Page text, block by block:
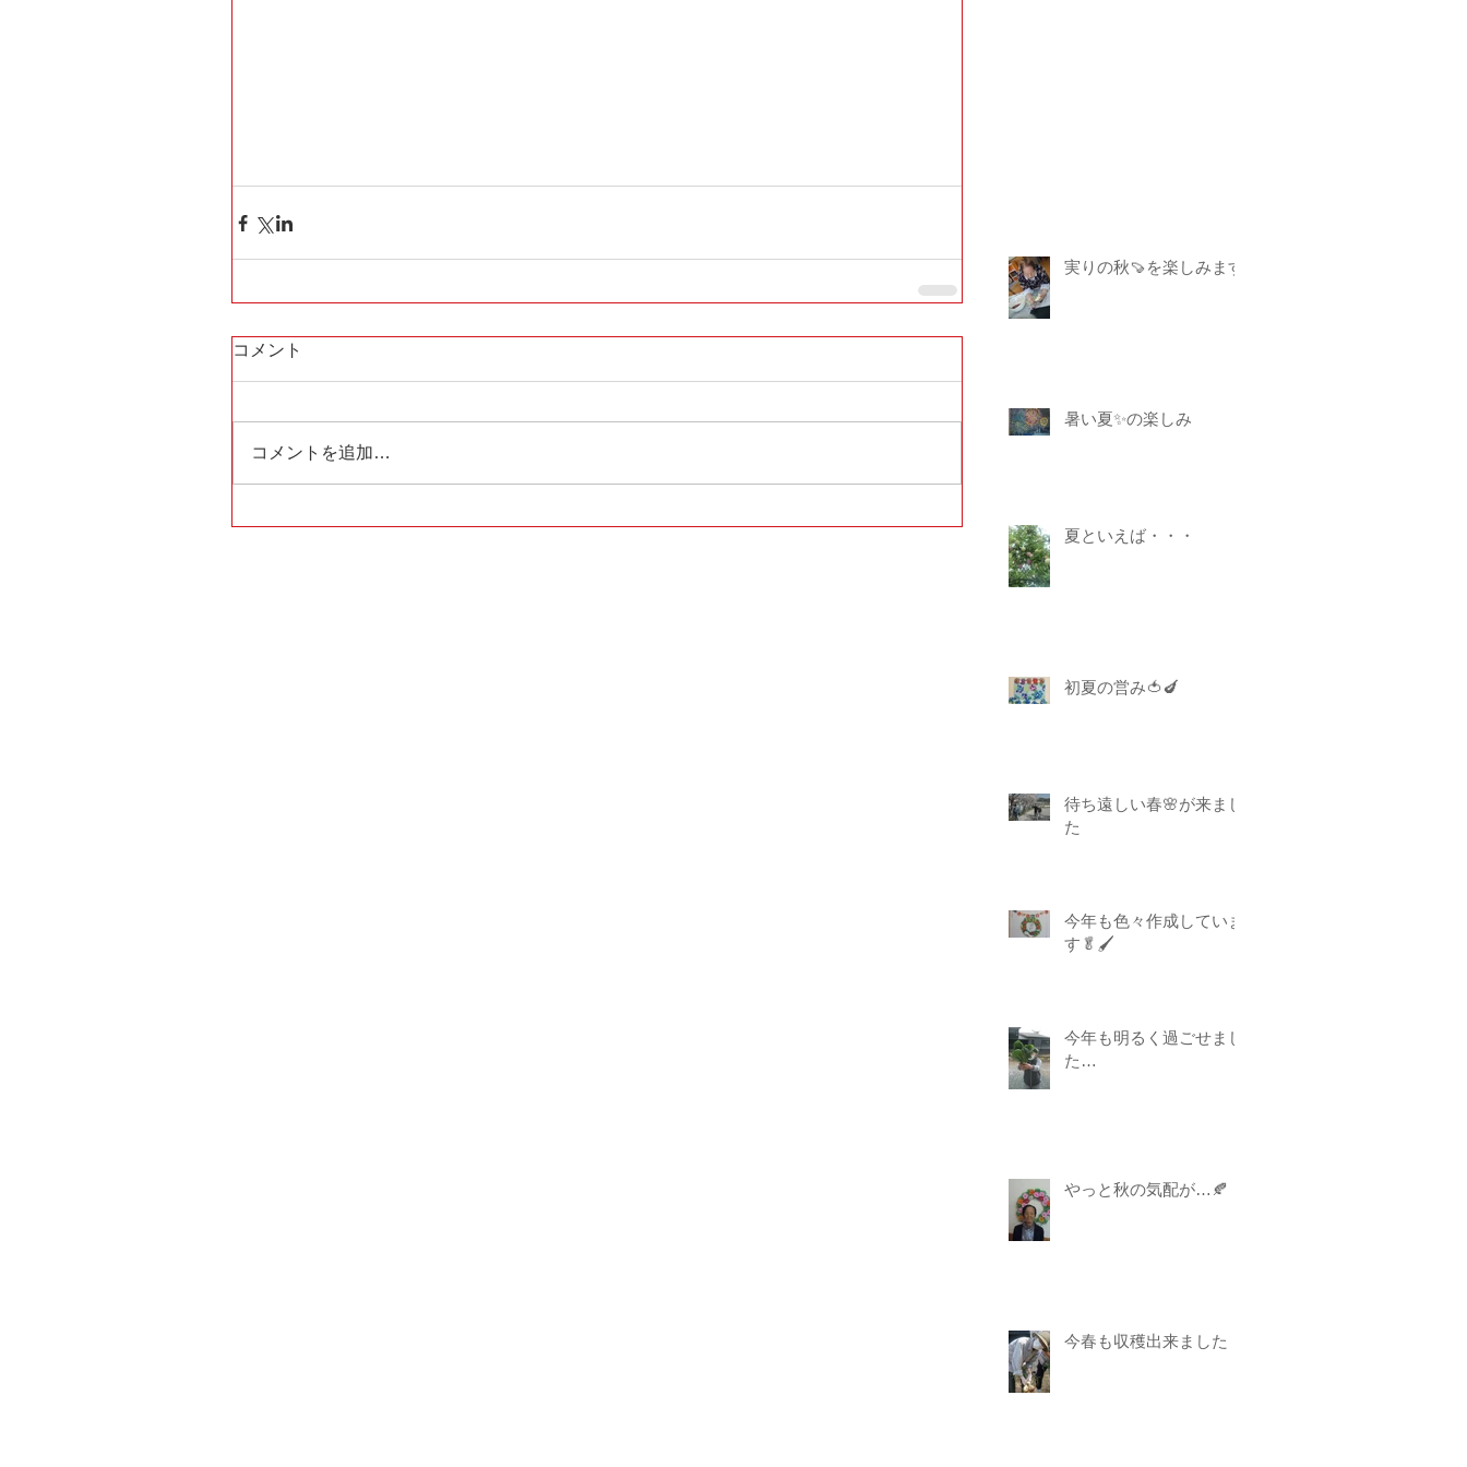
コメント
コメントを追加…
実りの秋🍠を楽しみます
暑い夏✨の楽しみ
夏といえば・・・
初夏の営み🍅🍆
待ち遠しい春🌸が来まし
た
今年も色々作成していま
す🥬🖌
今年も明るく過ごせまし
た…
やっと秋の気配が…🍂
今春も収穫出来ました